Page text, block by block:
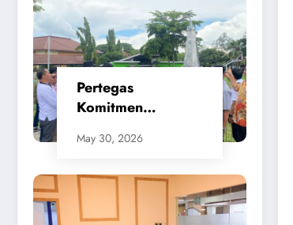
Berikan Rasa
Aman
Pertegas
Komitmen
SMSI Apresiasi
Walikota Cilegon
May 30, 2026